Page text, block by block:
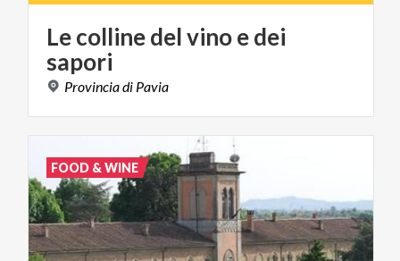
Lecollinedelvinoedei
sapori
Provinciadi Pavia
FOOD & WINE